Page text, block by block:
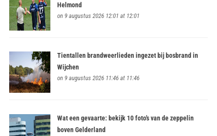
Helmond
on 9 augustus 2026 12:01 at 12:01
Tientallen brandweerlieden ingezet bij bosbrand in
Wijchen
on 9 augustus 2026 11:46 at 11:46
Wat een gevaarte: bekijk 10 foto’s van de zeppelin
boven Gelderland